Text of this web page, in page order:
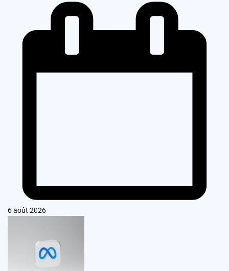
6 août 2026